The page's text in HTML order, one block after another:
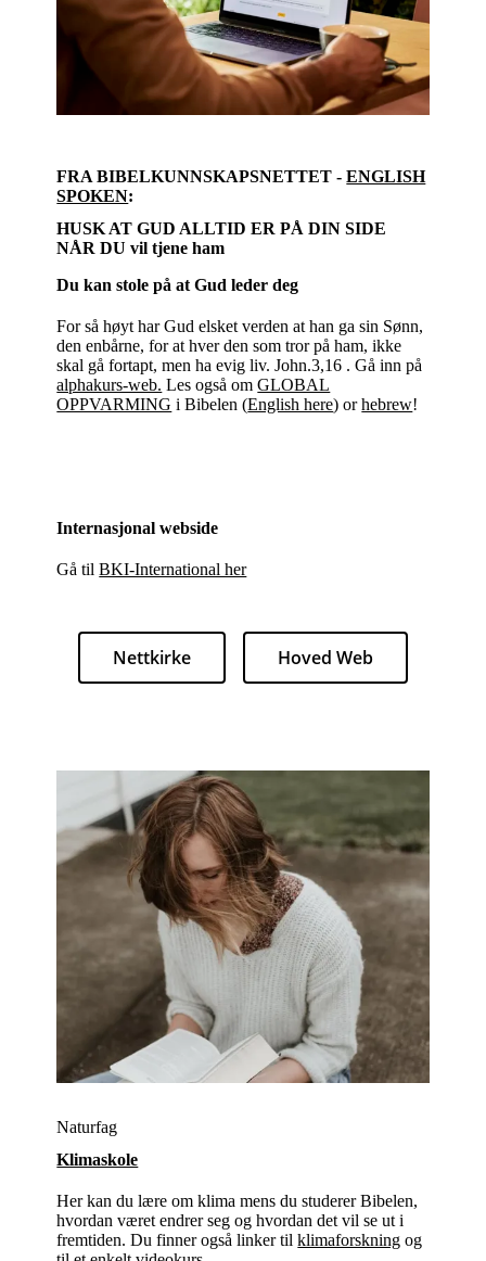
FRA BIBELKUNNSKAPSNETTET -ENGLISH
SPOKEN:
HUSK AT GUD ALLTID ER PÅ DIN SIDE
NÅR DU vil tjene ham
Du kan stole på at Gud leder deg
For så høyt har Gud elsket verden at han ga sin Sønn,
den enbårne, for at hver den som tror på ham, ikke
skal gå fortapt, men ha evig liv. John.3,16 . Gå inn på
alphakurs-web. Les også omGLOBAL
OPPVARMING i Bibelen (English here) orhebrew!
Internasjonal webside
Gå tilBKI-International her
Nettkirke Hoved Web
Naturfag
Klimaskole
Her kan du lære om klima mens du studerer Bibelen,
hvordan været endrer seg og hvordan det vil se ut i
fremtiden. Du finner også linker tilklimaforskning og